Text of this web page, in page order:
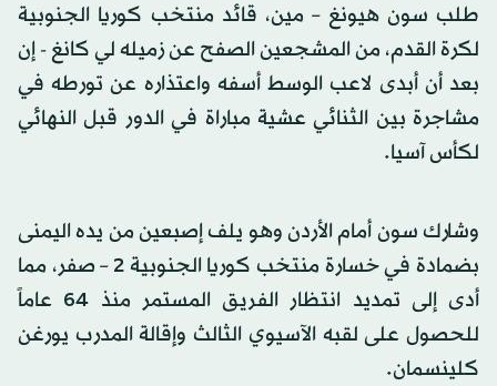
طلب سون هيونغ – مين، قائد منتخب كوريا الجنوبية
لكرة القدم، من المشجعين الصفح عن زميله لي كانغ - إن
بعد أن أبدى لاعب الوسط أسفه واعتذاره عن تورطه في
مشاجرة بين الثنائي عشية مباراة في الدور قبل النهائي
لكأس آسيا.
وشارك سون أمام الأردن وهو يلف إصبعين من يده اليمنى
بضمادة في خسارة منتخب كوريا الجنوبية 2 – صفر، مما
أدى إلى تمديد انتظار الفريق المستمر منذ 64 عاماً
للحصول على لقبه الآسيوي الثالث وإقالة المدرب يورغن
كلينسمان.